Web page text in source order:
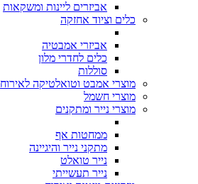
אביזרים ליינות ומשקאות
כלים וציוד אחזקה
אביזרי אמבטיה
כלים לחדרי מלון
סוללות
מוצרי אמבט וטואלטיקה לאירוח
מוצרי חשמל
מוצרי נייר ומתקנים
ממחטות אף
מתקני נייר והיגיינה
נייר טואלט
נייר תעשייתי